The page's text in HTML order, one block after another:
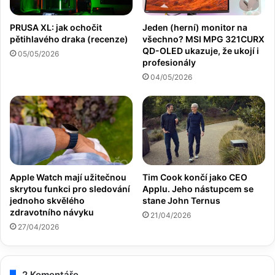
PRUSA XL: jak ochočit
pětihlavého draka (recenze)
05/05/2026
Jeden (herní) monitor na
všechno? MSI MPG 321CURX
QD-OLED ukazuje, že ukojí i
profesionály
04/05/2026
Apple Watch mají užitečnou
skrytou funkci pro sledování
jednoho skvělého
zdravotního návyku
27/04/2026
Tim Cook končí jako CEO
Applu. Jeho nástupcem se
stane John Ternus
21/04/2026